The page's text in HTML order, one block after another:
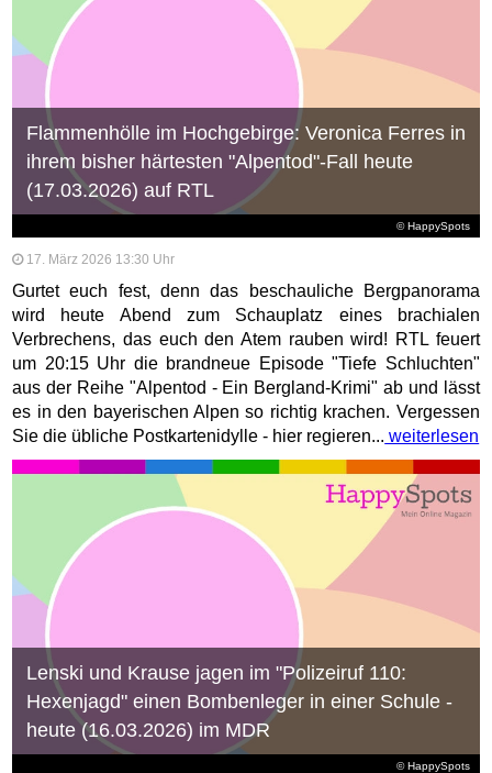
© HappySpots
Flammenhölle im Hochgebirge: Veronica Ferres in
ihrem bisher härtesten "Alpentod"-Fall heute
(17.03.2026) auf RTL
17. März 2026 13:30 Uhr
Gurtet euch fest, denn das beschauliche Bergpanorama
wird heute Abend zum Schauplatz eines brachialen
Verbrechens, das euch den Atem rauben wird! RTL feuert
um 20:15 Uhr die brandneue Episode "Tiefe Schluchten"
aus der Reihe "Alpentod - Ein Bergland-Krimi" ab und lässt
es in den bayerischen Alpen so richtig krachen. Vergessen
Sie die übliche Postkartenidylle - hier regieren... weiterlesen
© HappySpots
Lenski und Krause jagen im "Polizeiruf 110:
Hexenjagd" einen Bombenleger in einer Schule -
heute (16.03.2026) im MDR